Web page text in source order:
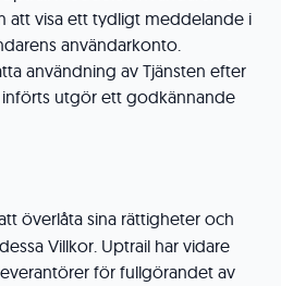
att visa ett tydligt meddelande i
användarkonto.
användning av Tjänsten efter
införts utgör ett godkännande
överlåta sina rättigheter och
Villkor. Uptrail har vidare
för fullgörandet av